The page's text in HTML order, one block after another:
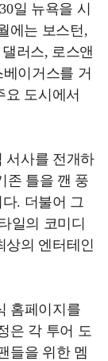
일 뉴욕을 시
에는 보스턴,
러스, 로스앤
이거스를 거
요 도시에서
서사를 전개하
존 틀을 깬 풍
. 더불어 그
일의 코미디
상의 엔터테인
홈페이지를
은 각 투어 도
들을 위한 멤